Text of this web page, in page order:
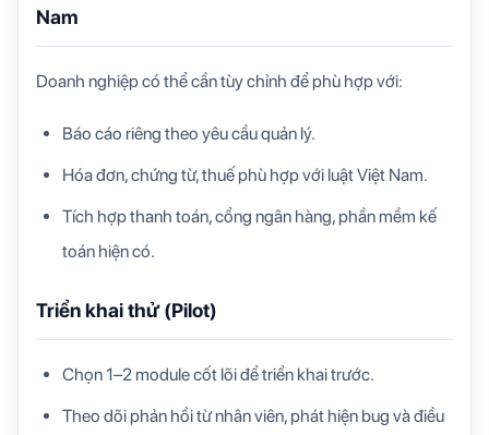
Nam
Doanh nghiệp có thể cần tùy chỉnh để phù hợp với:
Báo cáo riêng theo yêu cầu quản lý.
Hóa đơn, chứng từ, thuế phù hợp với luật Việt Nam.
Tích hợp thanh toán, cổng ngân hàng, phần mềm kế
toán hiện có.
Triển khai thử (Pilot)
Chọn 1–2 module cốt lõi để triển khai trước.
Theo dõi phản hồi từ nhân viên, phát hiện bug và điều